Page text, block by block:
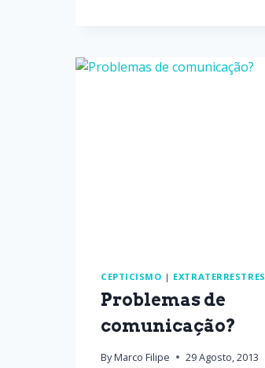
CEPTICISMO | EXTRATERRESTRES
Problemas de
comunicação?
ByMarco Filipe 29 Agosto, 2013